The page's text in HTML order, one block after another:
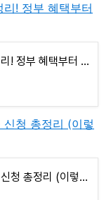
! 정부 혜택부터
2025 전기차 지원금 총정리! 정부 혜택부터 신청 방법까지 한눈에
청 총정리 (이렇
2025 으뜸효율가전 환급 신청 총정리 (이렇게 하면 100% 받는다)